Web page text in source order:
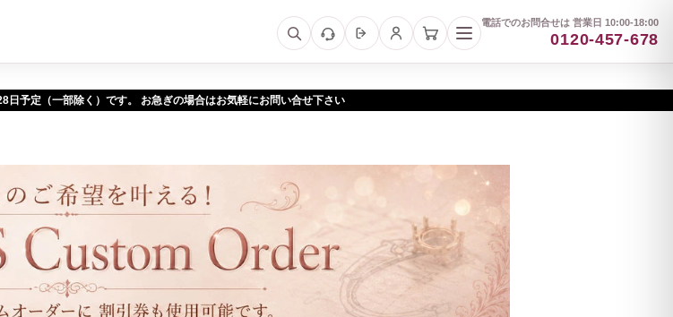
予定（一部除く）です。 お急ぎの場合はお気軽にお問い合せ下さい
電話でのお問合せは 営業日 10:00-18:00
0120-457-678